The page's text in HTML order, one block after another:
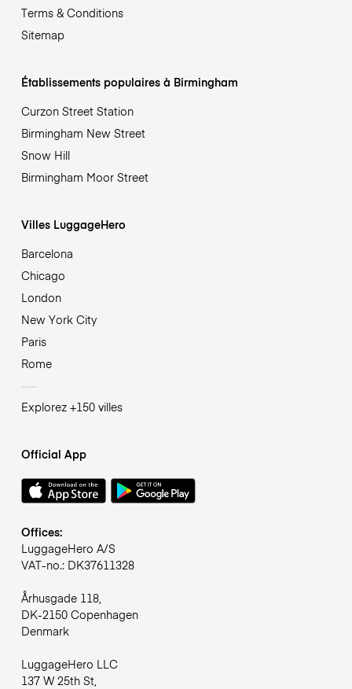
Terms & Conditions
Sitemap
Établissements populaires à Birmingham
Curzon Street Station
Birmingham New Street
Snow Hill
Birmingham Moor Street
Villes LuggageHero
Barcelona
Chicago
London
New York City
Paris
Rome
Explorez +150 villes
Official App
Offices:
LuggageHero A/S
VAT-no.: DK37611328
Århusgade 118,
DK-2150 Copenhagen
Denmark
LuggageHero LLC
137 W 25th St,